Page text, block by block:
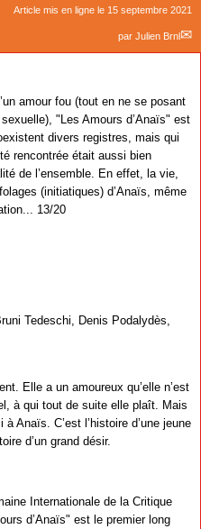
Article mis en ligne le 15 septembre 2021
par Julien Brnl
amour fou (tout en ne se posant
"Les Amours d’Anaïs" est
divers registres, mais qui
rencontrée était aussi bien
de l’ensemble. En effet, la vie,
(initiatiques) d’Anaïs, même
13/20
Tedeschi, Denis Podalydès,
Elle a un amoureux qu’elle n’est
à qui tout de suite elle plaît. Mais
Anaïs. C’est l’histoire d’une jeune
d’un grand désir.
Internationale de la Critique
d’Anaïs" est le premier long